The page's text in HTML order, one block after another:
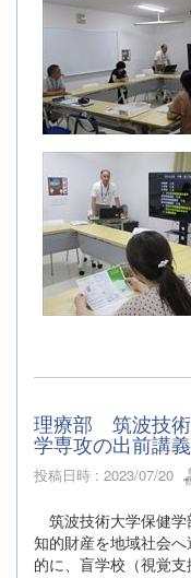
理療部 筑波技
学専攻の出前講義
投稿日時 : 2023/07/20
筑波技術大学保健
知的財産を地域社会
的に、盲学校（視覚